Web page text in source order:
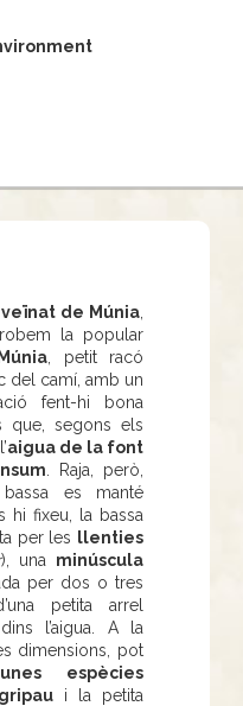
veïnat de Múnia
la popular
, petit racó
del camí, amb un
fent-hi bona
que, segons els
aigua de la font
. Raja, però,
es manté
hi fixeu, la bassa
per les llenties
), una minúscula
per dos o tres
petita arrel
l’aigua. A la
dimensions, pot
espècies
gripaui la petita